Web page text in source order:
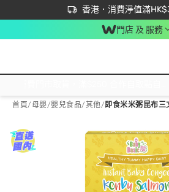
香港．消費淨值滿
立即成為易賞錢會員盡
首次APP下單買滿$450 輸入
門店 及 服務
首頁/母嬰/嬰兒食品/其他/即食米米粥昆布三